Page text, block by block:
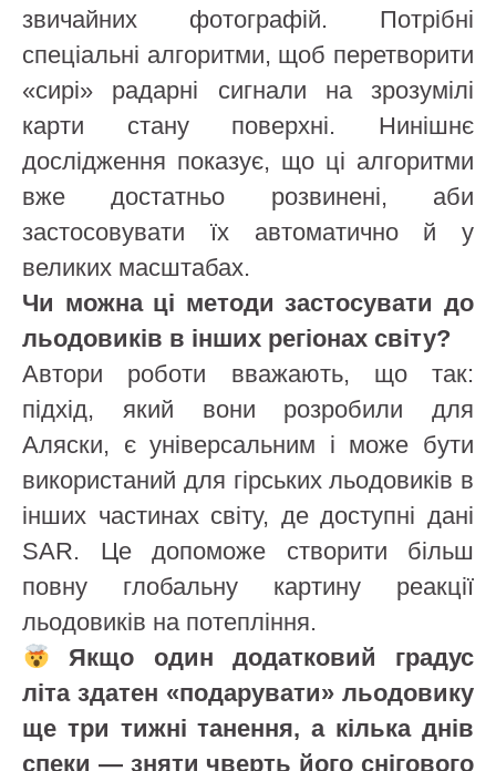
звичайних фотографій. Потрібні
спеціальні алгоритми, щоб перетворити
«сирі» радарні сигнали на зрозумілі
карти стану поверхні. Нинішнє
дослідження показує, що ці алгоритми
вже достатньо розвинені, аби
застосовувати їх автоматично й у
великих масштабах.
Чи можна ці методи застосувати до
льодовиків в інших регіонах світу?
Автори роботи вважають, що так:
підхід, який вони розробили для
Аляски, є універсальним і може бути
використаний для гірських льодовиків в
інших частинах світу, де доступні дані
SAR. Це допоможе створити більш
повну глобальну картину реакції
льодовиків на потепління.
Якщо один додатковий градус
літа здатен «подарувати» льодовику
ще три тижні танення, а кілька днів
спеки — зняти чверть його снігового